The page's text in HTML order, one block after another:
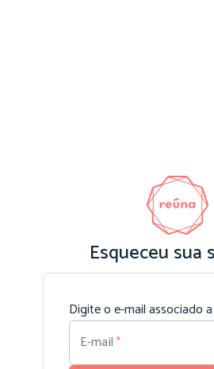
Esqueceu sua
Digite o e-mail associado
E-mail*